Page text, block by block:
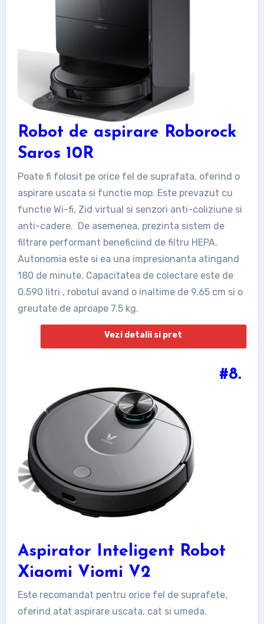
Robot de aspirare Roborock
Saros 10R
Poate fi folosit pe orice fel de suprafata, oferind o
aspirare uscata si functie mop. Este prevazut cu
functie Wi-fi, Zid virtual si senzori anti-coliziune si
anti-cadere. De asemenea, prezinta sistem de
filtrare performant beneficiind de filtru HEPA.
Autonomia este si ea una impresionanta atingand
180 de minute. Capacitatea de colectare este de
0.590 litri , robotul avand o inaltime de 9.65 cm si o
greutate de aproape 7.5 kg.
Vezi detalii si pret
#8.
Aspirator Inteligent Robot
Xiaomi Viomi V2
Este recomandat pentru orice fel de suprafete,
oferind atat aspirare uscata, cat si umeda.